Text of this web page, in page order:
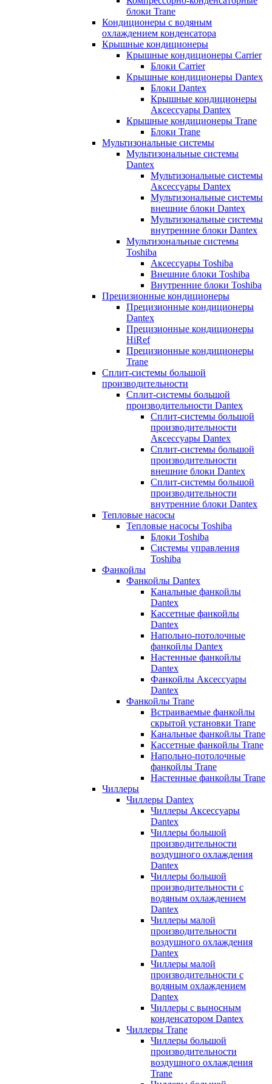
блоки Trane
Кондиционеры с водяным
охлаждением конденсатора
Крышные кондиционеры
Крышные кондиционеры Carrier
Блоки Carrier
Крышные кондиционеры Dantex
Блоки Dantex
Крышные кондиционеры
Аксессуары Dantex
Крышные кондиционеры Trane
Блоки Trane
Мультизональные системы
Мультизональные системы
Dantex
Мультизональные системы
Аксессуары Dantex
Мультизональные системы
внешние блоки Dantex
Мультизональные системы
внутренние блоки Dantex
Мультизональные системы
Toshiba
Аксессуары Toshiba
Внешние блоки Toshiba
Внутренние блоки Toshiba
Прецизионные кондиционеры
Прецизионные кондиционеры
Dantex
Прецизионные кондиционеры
HiRef
Прецизионные кондиционеры
Trane
Сплит-системы большой
производительности
Сплит-системы большой
производительности Dantex
Сплит-системы большой
производительности
Аксессуары Dantex
Сплит-системы большой
производительности
внешние блоки Dantex
Сплит-системы большой
производительности
внутренние блоки Dantex
Тепловые насосы
Тепловые насосы Toshiba
Блоки Toshiba
Системы управления
Toshiba
Фанкойлы
Фанкойлы Dantex
Канальные фанкойлы
Dantex
Кассетные фанкойлы
Dantex
Напольно-потолочные
фанкойлы Dantex
Настенные фанкойлы
Dantex
Фанкойлы Аксессуары
Dantex
Фанкойлы Trane
Встраиваемые фанкойлы
скрытой установки Trane
Канальные фанкойлы Trane
Кассетные фанкойлы Trane
Напольно-потолочные
фанкойлы Trane
Настенные фанкойлы Trane
Чиллеры
Чиллеры Dantex
Чиллеры Аксессуары
Dantex
Чиллеры большой
производительности
воздушного охлаждения
Dantex
Чиллеры большой
производительности с
водяным охлаждением
Dantex
Чиллеры малой
производительности
воздушного охлаждения
Dantex
Чиллеры малой
производительности с
водяным охлаждением
Dantex
Чиллеры с выносным
конденсатором Dantex
Чиллеры Trane
Чиллеры большой
производительности
воздушного охлаждения
Trane